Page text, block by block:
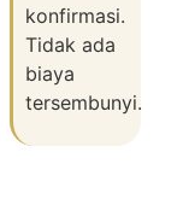
konfirmasi.
Tidak ada
biaya
tersembunyi.